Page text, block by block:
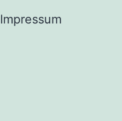
Impressum